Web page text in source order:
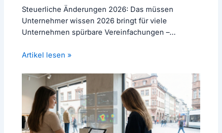
Steuerliche Änderungen 2026: Das müssen
Unternehmer wissen 2026 bringt für viele
Unternehmen spürbare Vereinfachungen –
Artikel lesen »